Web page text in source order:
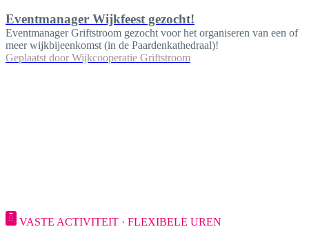
Eventmanager Wijkfeest gezocht!
Eventmanager Griftstroom gezocht voor het organiseren van een of
meer wijkbijeenkomst (in de Paardenkathedraal)!
Geplaatst door Wijkcooperatie Griftstroom
VASTE ACTIVITEIT · FLEXIBELE UREN